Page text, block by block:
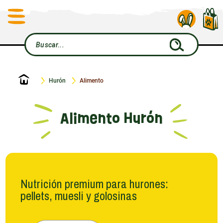
Inicio Hurón Alimento
Alimento Hurón
Nutrición premium para hurones:
pellets, muesli y golosinas